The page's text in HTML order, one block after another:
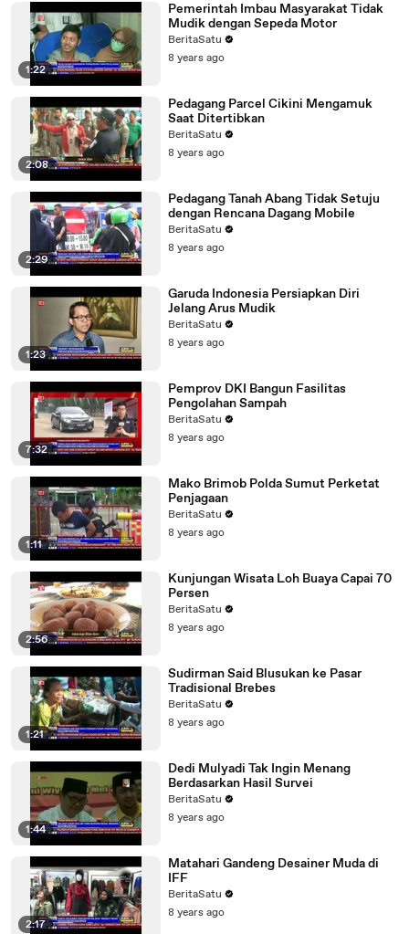
1:22
Pemerintah Imbau Masyarakat Tidak
Mudik dengan Sepeda Motor
BeritaSatu
8 years ago
2:08
Pedagang Parcel Cikini Mengamuk
Saat Ditertibkan
BeritaSatu
8 years ago
2:29
Pedagang Tanah Abang Tidak Setuju
dengan Rencana Dagang Mobile
BeritaSatu
8 years ago
1:23
Garuda Indonesia Persiapkan Diri
Jelang Arus Mudik
BeritaSatu
8 years ago
7:32
Pemprov DKI Bangun Fasilitas
Pengolahan Sampah
BeritaSatu
8 years ago
1:11
Mako Brimob Polda Sumut Perketat
Penjagaan
BeritaSatu
8 years ago
2:56
Kunjungan Wisata Loh Buaya Capai 70
Persen
BeritaSatu
8 years ago
1:21
Sudirman Said Blusukan ke Pasar
Tradisional Brebes
BeritaSatu
8 years ago
1:44
Dedi Mulyadi Tak Ingin Menang
Berdasarkan Hasil Survei
BeritaSatu
8 years ago
2:17
Matahari Gandeng Desainer Muda di
IFF
BeritaSatu
8 years ago